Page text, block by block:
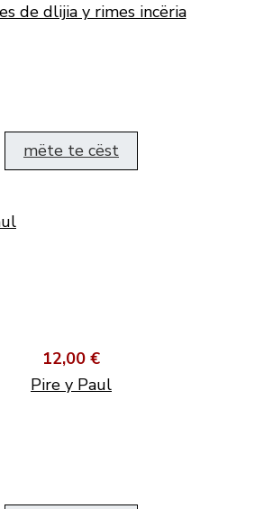
de dlijia y rimes incëria
mëte te cëst
12,00 €
Pire y Paul